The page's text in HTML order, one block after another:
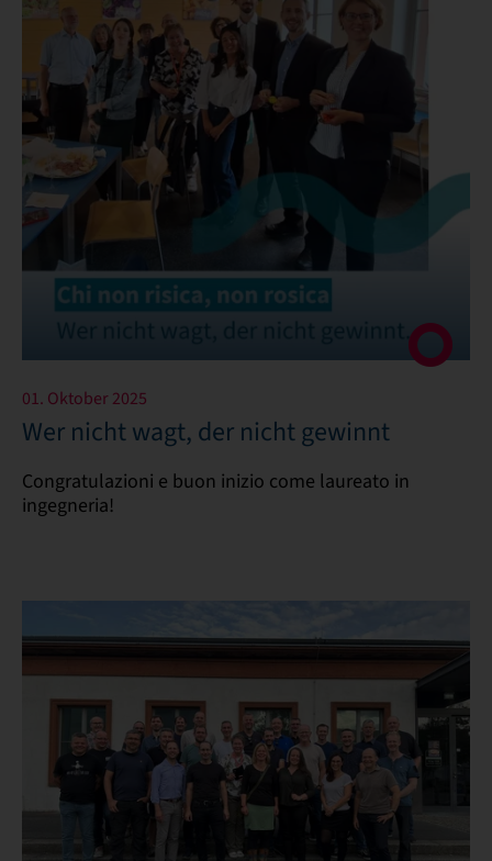
01. Oktober 2025
Wer nicht wagt, der nicht gewinnt
Congratulazioni e buon inizio come laureato in
ingegneria!